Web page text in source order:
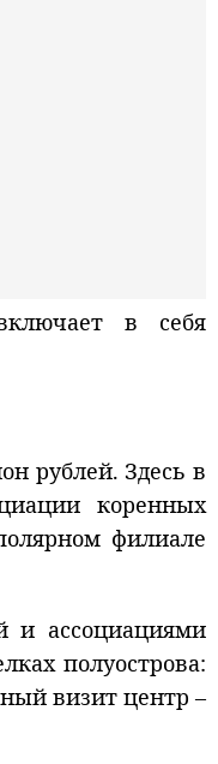
в себя
рублей. Здесь в
коренных
филиале
и ассоциациями
полуострова:
визит центр –